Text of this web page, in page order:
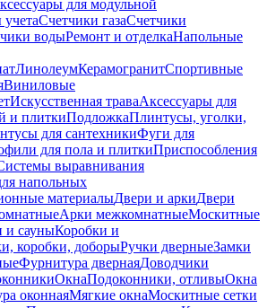
для модульной
Счетчики газаСчетчики
водыРемонт и отделкаНапольные
ЛинолеумКерамогранитСпортивные
Виниловые
Искусственная траваАксессуары для
и плиткиПодложкаПлинтусы, уголки,
для сантехникиФуги для
для пола и плиткиПриспособления
выравнивания
напольных
материалыДвери и аркиДвери
Арки межкомнатныеМоскитные
и сауныКоробки и
коробки, доборыРучки дверныеЗамки
Фурнитура двернаяДоводчики
ОкнаПодоконники, отливыОкна
оконнаяМягкие окнаМоскитные сетки